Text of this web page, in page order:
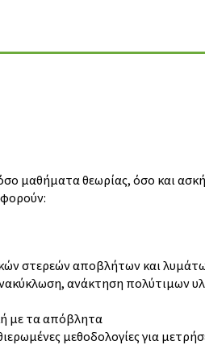
μαθήματα θεωρίας, όσο και
στερεών αποβλήτων και
ανάκτηση πολύτιμων
με τα απόβλητα
μεθοδολογίες για